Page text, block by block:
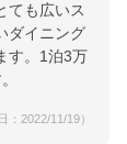
ても広いス
ダイニング
す。1泊3万
：2022/11/19）